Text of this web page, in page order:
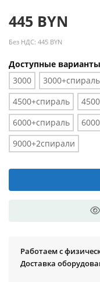
445 BYN
Без НДС: 445 BYN
Доступные варианты
3000
3000+спираль
4500+спираль
6000+спираль
9000+2спирали
Работаем с
Доставка